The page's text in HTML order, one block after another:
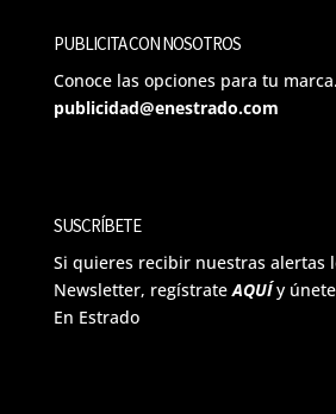
PUBLICITA CON NOSOTROS
Conoce las opciones para tu
publicidad@enestrado.com
SUSCRÍBETE
Si quieres recibir nuestras alertas
Newsletter, regístrateAQUÍ y
En Estrado